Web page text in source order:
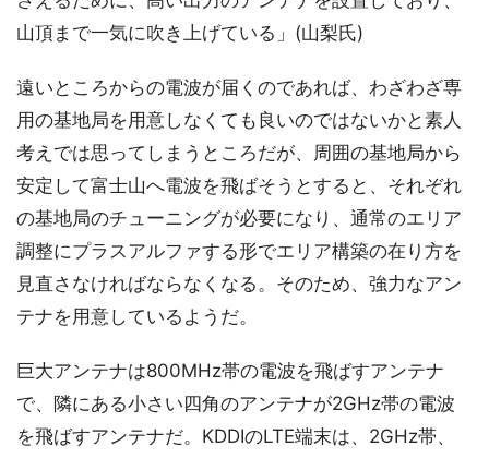
山頂まで一気に吹き上げている」(山梨氏)
遠いところからの電波が届くのであれば、わざわざ専
用の基地局を用意しなくても良いのではないかと素人
考えでは思ってしまうところだが、周囲の基地局から
安定して富士山へ電波を飛ばそうとすると、それぞれ
の基地局のチューニングが必要になり、通常のエリア
調整にプラスアルファする形でエリア構築の在り方を
見直さなければならなくなる。そのため、強力なアン
テナを用意しているようだ。
巨大アンテナは800MHz帯の電波を飛ばすアンテナ
で、隣にある小さい四角のアンテナが2GHz帯の電波
を飛ばすアンテナだ。KDDIのLTE端末は、2GHz帯、